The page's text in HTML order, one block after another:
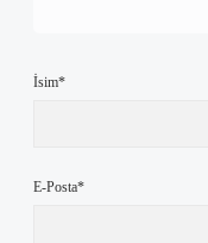
İsim*
E-Posta*